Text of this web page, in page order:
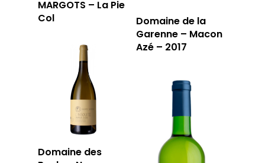
MARGOTS – La Pie
Col
Domaine de la
Garenne – Macon
Azé – 2017
Domaine des
LA CAVE
APERÇU DE NOTRE
LA TOURNÉE DU
LA TABLE
LA CARTE DU